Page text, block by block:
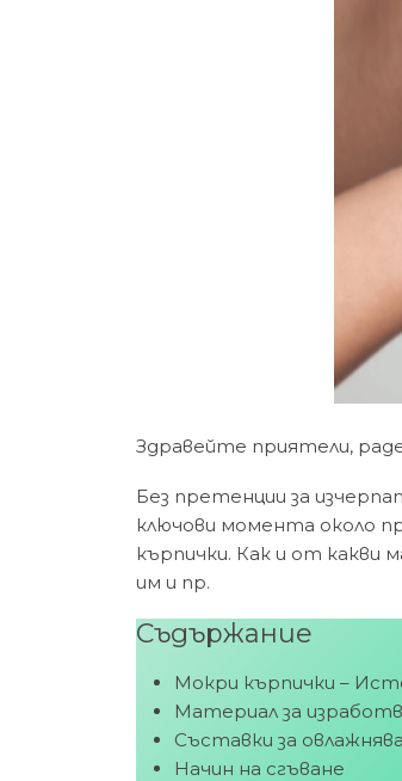
Здравейте приятели,
Без претенции за
ключови момента около
кърпички. Как и от какви
им и пр.
Съдържание
Мокри кърпички –
Материал за
Съставки за
Начин на сгъване